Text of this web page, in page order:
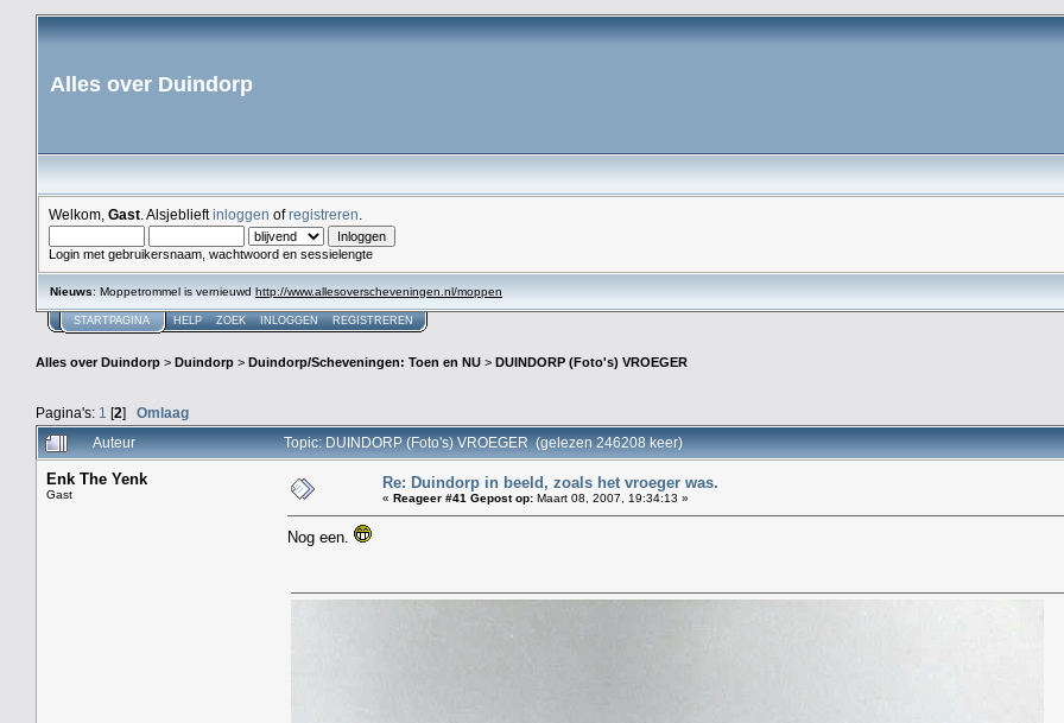
Alles over Duindorp
Welkom, Gast . Alsjeblieftinloggen ofregistreren
Login met gebruikersnaam, wachtwoord en sessielengte
Nieuws: Moppetrommel is vernieuwd http://www.allesoverscheveningen.nl/moppen
STARTPAGINA HELP ZOEK INLOGGEN REGISTREREN
Alles over Duindorp > Duindorp > Duindorp/Scheveningen: Toen en NU > DUINDORP (Foto's) VROEGER
Pagina's: 1 [2] Omlaag
Auteur Topic: DUINDORP (Foto's) VROEGER (gelezen 246208 keer)
Enk The Yenk
Gast
Re: Duindorp in beeld, zoals het vroeger was.
« Reageer #41 Gepost op: Maart 08, 2007, 19:34:13 »
Nog een.